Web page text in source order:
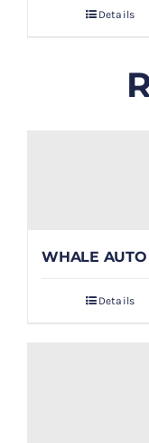
Details
WHALE AUTO
Details